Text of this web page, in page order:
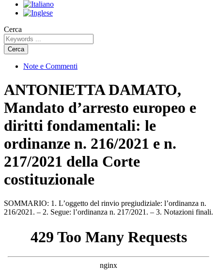
Cerca
Cerca
Note e Commenti
ANTONIETTA DAMATO,
Mandato d’arresto europeo e
diritti fondamentali: le
ordinanze n. 216/2021 e n.
217/2021 della Corte
costituzionale
SOMMARIO: 1. L’oggetto del rinvio pregiudiziale: l’ordinanza n.
216/2021. – 2. Segue: l’ordinanza n. 217/2021. – 3. Notazioni finali.